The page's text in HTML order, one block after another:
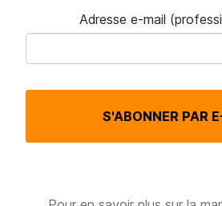
Adresse e-mail
S'ABONNER PAR